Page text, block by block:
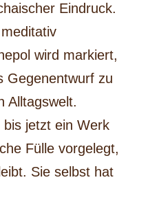
Eindruck.
wird markiert,
Gegenentwurf zu
Alltagswelt.
jetzt ein Werk
Fülle vorgelegt,
Sie selbst hat